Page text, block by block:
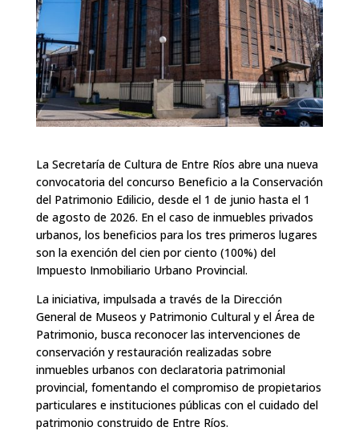
La Secretaría de Cultura de Entre Ríos abre una nueva
convocatoria del concurso Beneficio a la Conservación
del Patrimonio Edilicio, desde el 1 de junio hasta el 1
de agosto de 2026. En el caso de inmuebles privados
urbanos, los beneficios para los tres primeros lugares
son la exención del cien por ciento (100%) del
Impuesto Inmobiliario Urbano Provincial.
La iniciativa, impulsada a través de la Dirección
General de Museos y Patrimonio Cultural y el Área de
Patrimonio, busca reconocer las intervenciones de
conservación y restauración realizadas sobre
inmuebles urbanos con declaratoria patrimonial
provincial, fomentando el compromiso de propietarios
particulares e instituciones públicas con el cuidado del
patrimonio construido de Entre Ríos.